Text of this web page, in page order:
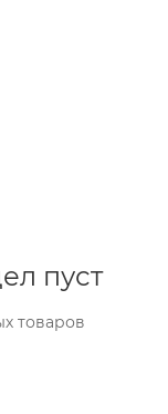
пуст
товаров